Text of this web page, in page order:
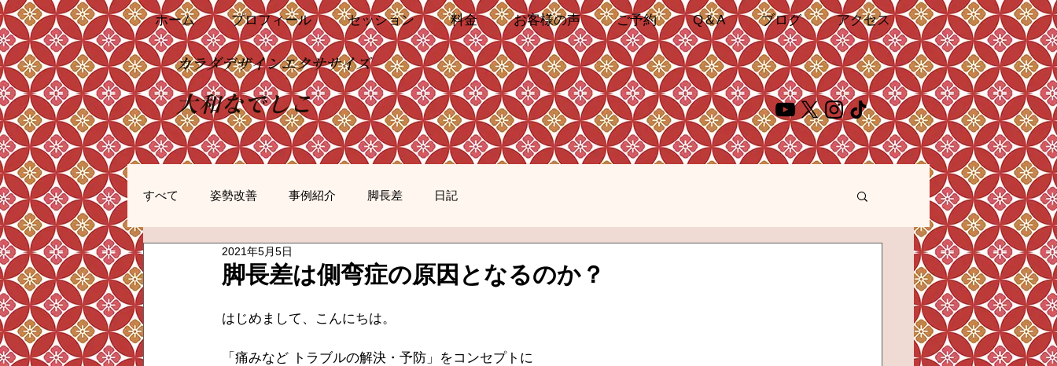
ホーム プロフィール セッション 料金 お客様の声 ご予約 Q＆A ブログ アクセス
カラダデザインエクササイズ
大和なでしこ
すべて 姿勢改善 事例紹介 脚長差 日記
脚長差は側弯症の原因となるのか？
2021年5月5日
はじめまして、こんにちは。
「痛みなど トラブルの解決・予防」をコンセプトに